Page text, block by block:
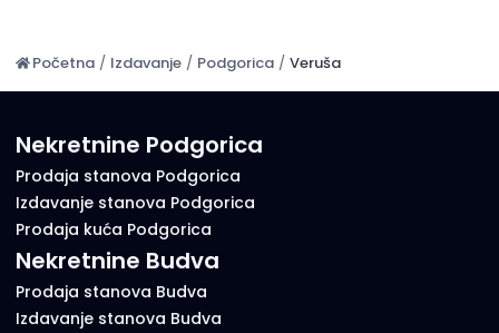
Početna / Izdavanje / Podgorica / Veruša
Nekretnine Podgorica
Prodaja stanova Podgorica
Izdavanje stanova Podgorica
Prodaja kuća Podgorica
Nekretnine Budva
Prodaja stanova Budva
Izdavanje stanova Budva